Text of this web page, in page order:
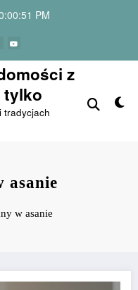
PM
z
tylko
tradycjach
asanie
w asanie